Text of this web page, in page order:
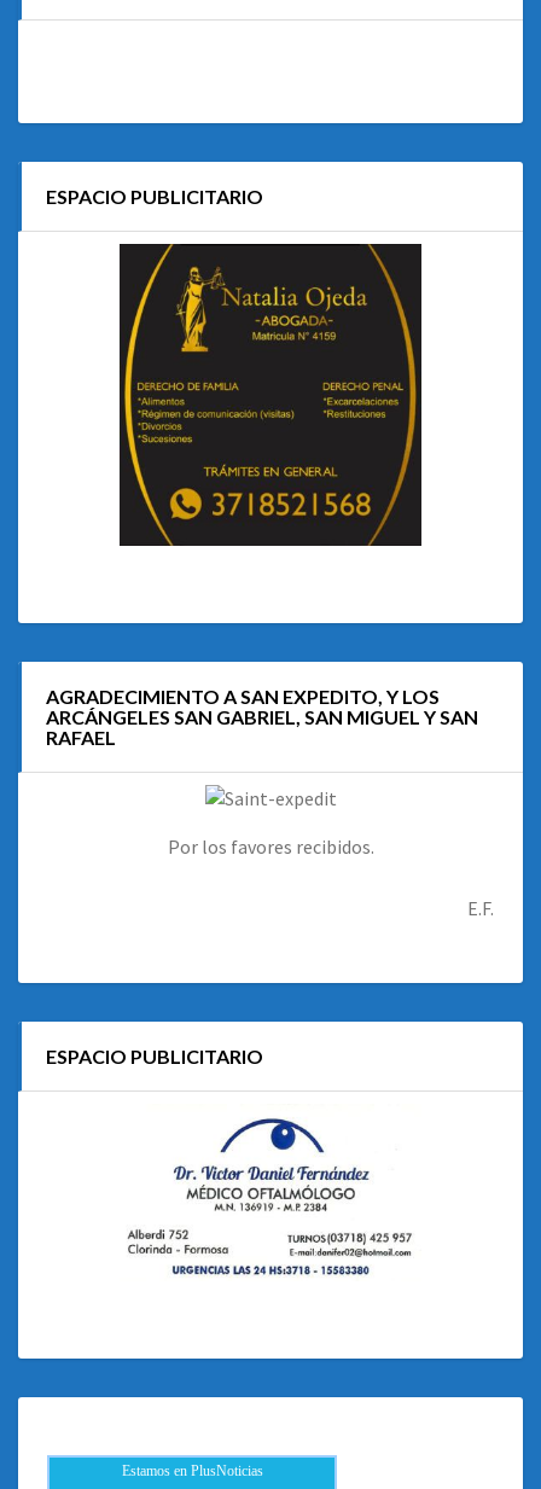
ESPACIO PUBLICITARIO
AGRADECIMIENTO A SAN EXPEDITO, Y LOS
ARCÁNGELES SAN GABRIEL, SAN MIGUEL Y SAN
RAFAEL
Por los favores recibidos.
E.F.
ESPACIO PUBLICITARIO
Estamos en PlusNoticias